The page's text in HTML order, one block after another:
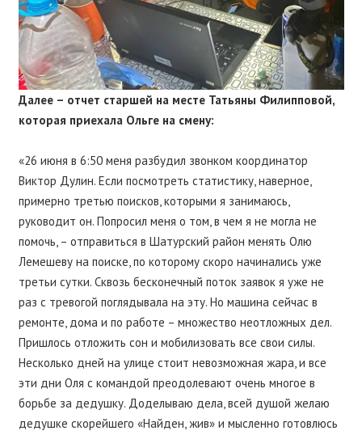
Далее – отчет старшей на месте Татьяны Филипповой,
которая приехала Ольге на смену:
«26 июня в 6:50 меня разбудил звонком координатор
Виктор Дулин. Если посмотреть статистику, наверное,
примерно третью поисков, которыми я занимаюсь,
руководит он. Попросил меня о том, в чем я не могла не
помочь, – отправиться в Шатурский район менять Олю
Лемешеву на поиске, по которому скоро начинались уже
третьи сутки. Сквозь бесконечный поток заявок я уже не
раз с тревогой поглядывала на эту. Но машина сейчас в
ремонте, дома и по работе – множество неотложных дел.
Пришлось отложить сон и мобилизовать все свои силы.
Несколько дней на улице стоит невозможная жара, и все
эти дни Оля с командой преодолевают очень многое в
борьбе за дедушку. Доделываю дела, всей душой желаю
дедушке скорейшего «Найден, жив» и мысленно готовлюсь